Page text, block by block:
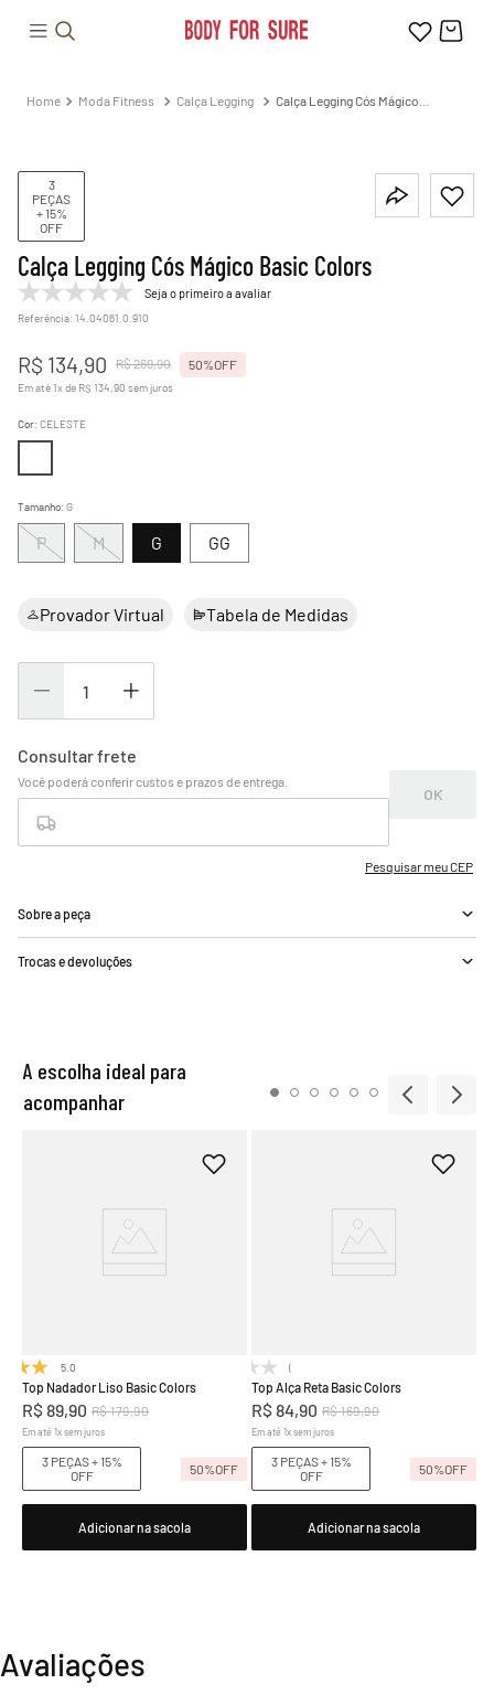
Moda Fitness Calça Legging
Calça Legging Cós Mágico
3
PEÇAS
+ 15%
OFF
Calça Legging Cós Mágico Basic Colors
Seja o primeiro a avaliar
Referência: 14.04061.0.910
R$ 134,90 R$269,90 50%OFF
Em até 1x de R$ 134 90 sem juros
Tamanho: G
G GG
M
P
Cor: CELESTE
Provador Virtual Tabela de Medidas
Sobre a peça
Trocas e devoluções
A escolha ideal para
acompanhar
5.0
Top Nadador Liso Basic Colors
R$89,90 R$179,90
Em até1xsem juros
3 PEÇAS + 15%
OFF
50%OFF
Adicionar na sacola
(0)
Top Alça Reta Basic Colors
R$84,90 R$169,90
Em até1xsem juros
3 PEÇAS + 15%
OFF
50%OFF
Adicionar na sacola
Avaliações